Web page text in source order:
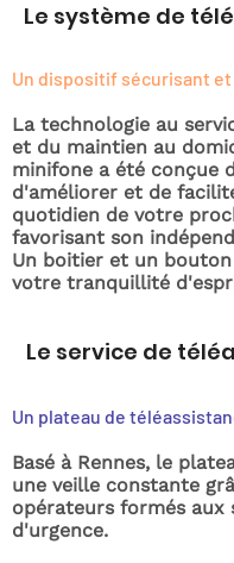
Le système de
Un dispositif sécurisant
La technologie au
et du maintien au
minifone a été conçue
d'améliorer et de
quotidien de votre
favorisant son
Un boitier et un
votre tranquillité
Le service de
Un plateau de
Basé à Rennes, le
une veille constante
opérateurs formés aux
d'urgence.